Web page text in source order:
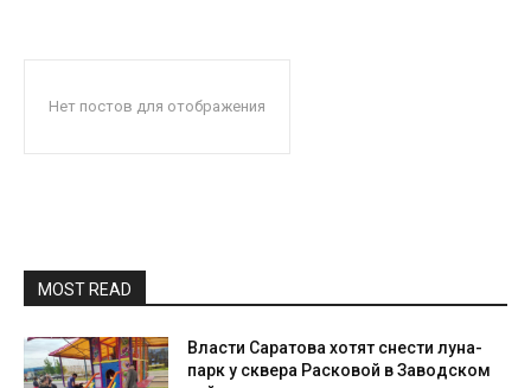
Нет постов для отображения
MOST READ
Власти Саратова хотят снести луна-
парк у сквера Расковой в Заводском